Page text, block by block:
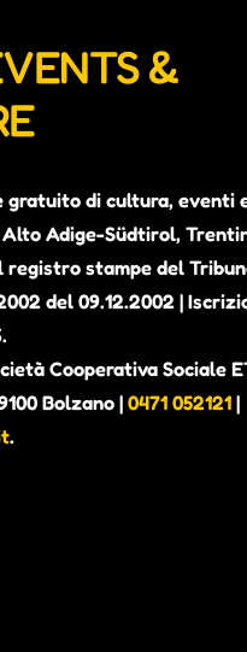
&
gratuito di cultura, eventi
Adige-Südtirol,
stampe del
del 09.12.2002 |
Cooperativa Sociale
Bolzano |0471 052121 |
.